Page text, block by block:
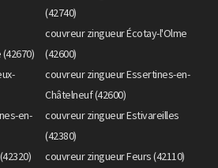
(42740)
couvreur zingueur Écotay-l'Olme
(42600)
couvreur zingueur Essertines-en-
Châtelneuf (42600)
en-
couvreur zingueur Estivareilles
(42380)
couvreur zingueur Feurs (42110)